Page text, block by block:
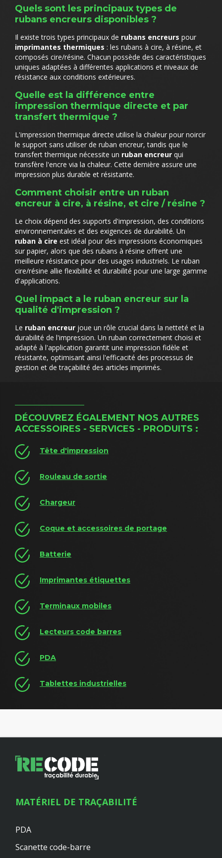
Quels sont les principaux types de
rubans encreurs disponibles ?
Il existe trois types principaux de rubans encreurs pour
imprimantes thermiques : les rubans à cire, à résine, et
composés cire/résine. Chacun possède des caractéristiques
uniques adaptées à différentes applications et niveaux de
résistance aux conditions extérieures.
Quelle est la différence entre
impression thermique directe et par
transfert thermique ?
L'impression thermique directe utilise la chaleur pour noircir
le support sans utiliser de ruban encreur, tandis que le
transfert thermique nécessite un ruban encreur qui
transfère l'encre via la chaleur. Cette dernière assure une
impression plus durable et résistante.
Comment choisir entre un ruban
encreur à cire, à résine, et cire / résine ?
Le choix dépend des supports d'impression, des conditions
environnementales et des exigences de durabilité. Un
ruban à cire est idéal pour des impressions économiques
sur papier, alors que des rubans à résine offrent une
meilleure résistance pour des usages industriels. Le ruban
cire/résine allie flexibilité et durabilité pour une large gamme
d'applications.
Quel impact a le ruban encreur sur la
qualité d'impression ?
Le ruban encreur joue un rôle crucial dans la netteté et la
durabilité de l'impression. Un ruban correctement choisi et
adapté à l'application garantit une impression fidèle et
résistante, optimisant ainsi l'efficacité des processus de
gestion et de traçabilité des articles imprimés.
DÉCOUVREZ ÉGALEMENT NOS AUTRES
ACCESSOIRES - SERVICES - PRODUITS :
Tête d'impression
Rouleau de sortie
Chargeur
Coque et accessoires de portage
Batterie
Imprimantes étiquettes
Terminaux mobiles
Lecteurs code barres
PDA
Tablettes industrielles
MATÉRIEL DE TRAÇABILITÉ
PDA
Scanette code-barre